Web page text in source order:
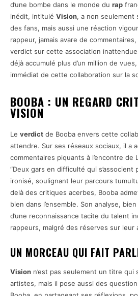
d’une bombe dans le monde du rap
inédit, intitulé Vision, a non seulement
des fans, mais aussi une réaction
rappeur, jamais avare de
verdict sur cette association
déjà accumulé plus d’un million de
immédiat de cette collaboration sur la
BOOBA : UN REGARD
VISION
Le verdict de Booba envers cette
attendre. Sur ses réseaux sociaux, il a
commentaires piquants à l’encontre de
“Deux gars en difficulté qui s’associent
ironisé, soulignant leur parcours
delà des critiques acerbes, Booba
bien dans l’ensemble. Son analyse,
d’une reconnaissance tacite du talent
rappeurs, malgré des réserves sur leur
UN MORCEAU QUI FAIT
Vision n’est pas seulement un titre
artistes, mais il pose aussi des